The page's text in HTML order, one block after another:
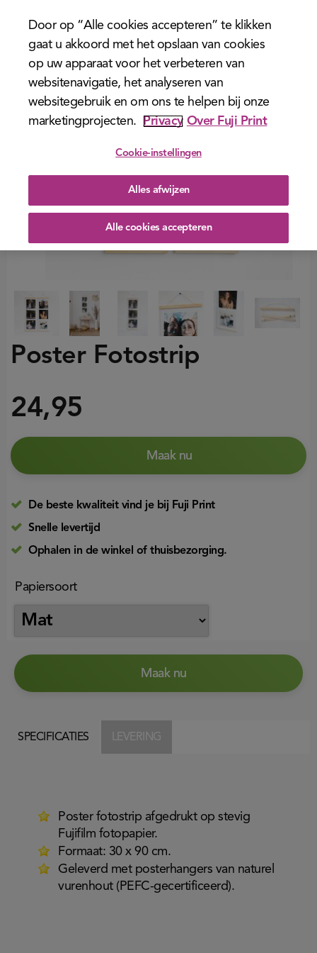
menu
Poster Fotostrip
Papiersoort
24,95
Maak nu
De beste kwaliteit vind je bij Fuji Print
Snelle levertijd
Ophalen in de winkel of thuisbezorging.
Maak nu
SPECIFICATIES LEVERING
Poster fotostrip afgedrukt op stevig
Fujifilm fotopapier.
Formaat: 30 x 90 cm.
Geleverd met posterhangers van naturel
vurenhout (PEFC-gecertificeerd).
Door op “Alle cookies accepteren” te klikken
gaat u akkoord met het opslaan van cookies
op uw apparaat voor het verbeteren van
websitenavigatie, het analyseren van
websitegebruik en om ons te helpen bij onze
marketingprojecten.
Privacy Over Fuji Print
Cookie-instellingen
Alles afwijzen
Alle cookies accepteren